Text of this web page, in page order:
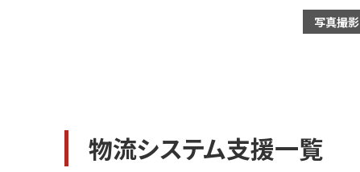
写真撮影
物流システム支援一覧